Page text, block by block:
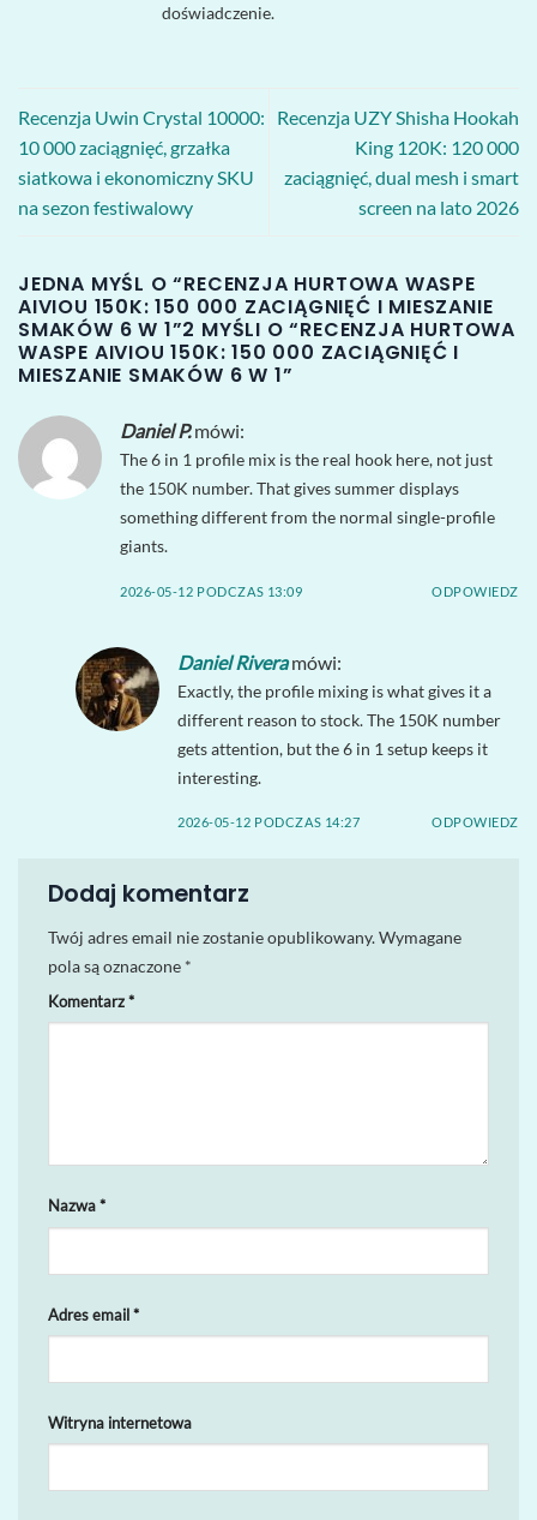
doświadczenie.
Recenzja Uwin Crystal 10000:
10 000 zaciągnięć, grzałka
siatkowa i ekonomiczny SKU
na sezon festiwalowy
Recenzja UZY Shisha Hookah
King 120K: 120 000
zaciągnięć, dual mesh i smart
screen na lato 2026
JEDNA MYŚL O “RECENZJA HURTOWA WASPE
AIVIOU 150K: 150 000 ZACIĄGNIĘĆ I MIESZANIE
SMAKÓW 6 W 1”2 MYŚLI O “RECENZJA HURTOWA
WASPE AIVIOU 150K: 150 000 ZACIĄGNIĘĆ I
MIESZANIE SMAKÓW 6 W 1”
Daniel P. mówi:
The 6 in 1 profile mix is the real hook here, not just
the 150K number. That gives summer displays
something different from the normal single-profile
giants.
2026-05-12 PODCZAS 13:09 ODPOWIEDZ
Daniel Rivera mówi:
Exactly, the profile mixing is what gives it a
different reason to stock. The 150K number
gets attention, but the 6 in 1 setup keeps it
interesting.
2026-05-12 PODCZAS 14:27 ODPOWIEDZ
Dodaj komentarz
Twój adres email nie zostanie opublikowany.Wymagane
pola są oznaczone *
Komentarz *
Nazwa *
Adres email *
Witryna internetowa